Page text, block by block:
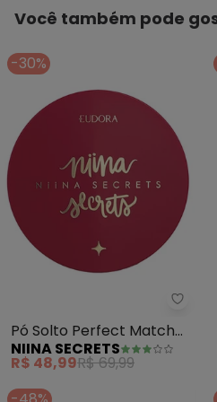
Você também pode
-30%
Niina
Pó Solto Perfect Match
(Cor 1)
NIINA SECRETS
R$ 48,99R$ 69,99